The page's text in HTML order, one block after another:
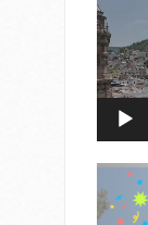
de
vídeo